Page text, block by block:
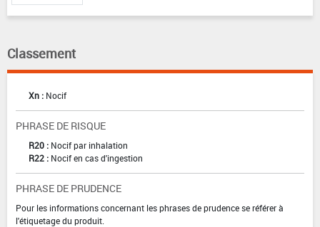
Classement
Xn : Nocif
PHRASE DE RISQUE
R20 : Nocif par inhalation
R22 : Nocif en cas d'ingestion
PHRASE DE PRUDENCE
Pour les informations concernant les phrases de prudence se référer à
l'étiquetage du produit.